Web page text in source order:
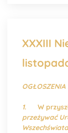
XXXIII
OGŁOSZENIA
1. W
przeżywać
Wszechświata